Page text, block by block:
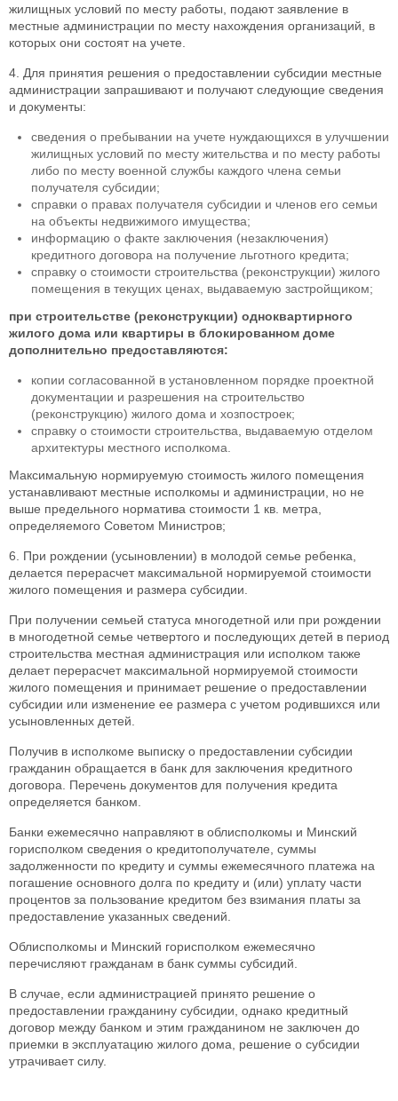
жилищных условий по месту работы, подают заявление в
местные администрации по месту нахождения организаций, в
которых они состоят на учете.
4. Для принятия решения о предоставлении субсидии местные
администрации запрашивают и получают следующие сведения
и документы:
сведения о пребывании на учете нуждающихся в улучшении
жилищных условий по месту жительства и по месту работы
либо по месту военной службы каждого члена семьи
получателя субсидии;
справки о правах получателя субсидии и членов его семьи
на объекты недвижимого имущества;
информацию о факте заключения (незаключения)
кредитного договора на получение льготного кредита;
справку о стоимости строительства (реконструкции) жилого
помещения в текущих ценах, выдаваемую застройщиком;
при строительстве (реконструкции) одноквартирного
жилого дома или квартиры в блокированном доме
дополнительно предоставляются:
копии согласованной в установленном порядке проектной
документации и разрешения на строительство
(реконструкцию) жилого дома и хозпостроек;
справку о стоимости строительства, выдаваемую отделом
архитектуры местного исполкома.
Максимальную нормируемую стоимость жилого помещения
устанавливают местные исполкомы и администрации, но не
выше предельного норматива стоимости 1 кв. метра,
определяемого Советом Министров;
6. При рождении (усыновлении) в молодой семье ребенка,
делается перерасчет максимальной нормируемой стоимости
жилого помещения и размера субсидии.
При получении семьей статуса многодетной или при рождении
в многодетной семье четвертого и последующих детей в период
строительства местная администрация или исполком также
делает перерасчет максимальной нормируемой стоимости
жилого помещения и принимает решение о предоставлении
субсидии или изменение ее размера с учетом родившихся или
усыновленных детей.
Получив в исполкоме выписку о предоставлении субсидии
гражданин обращается в банк для заключения кредитного
договора. Перечень документов для получения кредита
определяется банком.
Банки ежемесячно направляют в облисполкомы и Минский
горисполком сведения о кредитополучателе, суммы
задолженности по кредиту и суммы ежемесячного платежа на
погашение основного долга по кредиту и (или) уплату части
процентов за пользование кредитом без взимания платы за
предоставление указанных сведений.
Облисполкомы и Минский горисполком ежемесячно
перечисляют гражданам в банк суммы субсидий.
В случае, если администрацией принято решение о
предоставлении гражданину субсидии, однако кредитный
договор между банком и этим гражданином не заключен до
приемки в эксплуатацию жилого дома, решение о субсидии
утрачивает силу.